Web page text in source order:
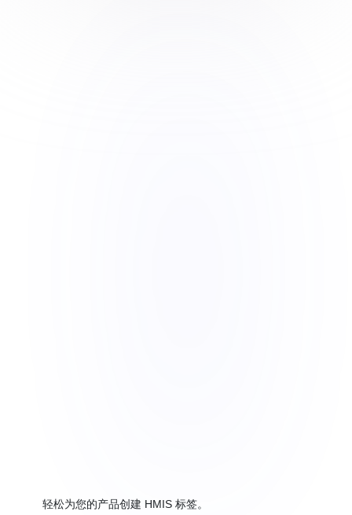
轻松为您的产品创建 HMIS 标签。